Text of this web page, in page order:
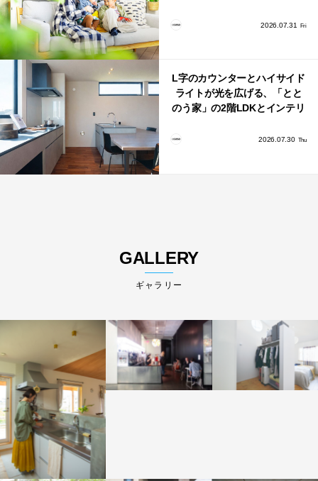
2026.07.31 Fri
L字のカウンターとハイサイド
ライトが光を広げる、「とと
のう家」の2階LDKとインテリ
2026.07.30 Thu
GALLERY
ギャラリー